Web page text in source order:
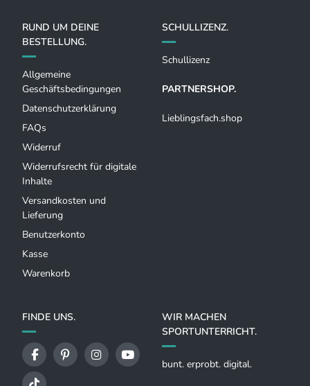
RUND UM DEINE
BESTELLUNG.
Allgemeine
Geschäftsbedingungen
Datenschutzerklärung
FAQs
Widerruf
Widerrufsrecht für digitale
Inhalte
Versandkosten und
Lieferung
Benutzerkonto
Kasse
Warenkorb
SCHULLIZENZ.
Schullizenz
PARTNERSHOP.
Lieblingsfach.shop
FINDE UNS.
WIR MACHEN
SPORTUNTERRICHT.
bunt. erprobt. digital.